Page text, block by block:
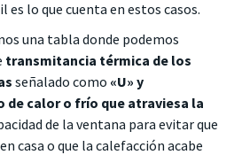
lo que cuenta en estos casos.
una tabla donde podemos
transmitancia térmica de los
señalado como «U» y
de calor o frío que atraviesa la
de la ventana para evitar que
casa o que la calefacción acabe